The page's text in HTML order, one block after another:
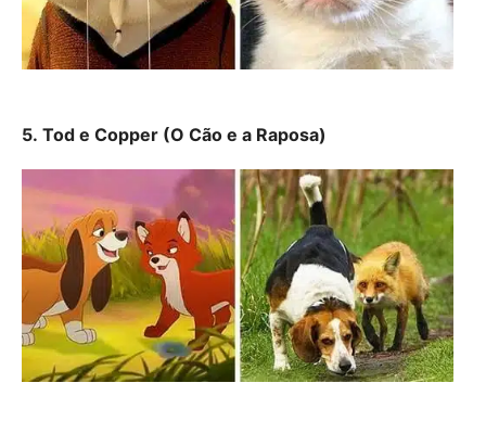
5. Tod e Copper (O Cão e a Raposa)